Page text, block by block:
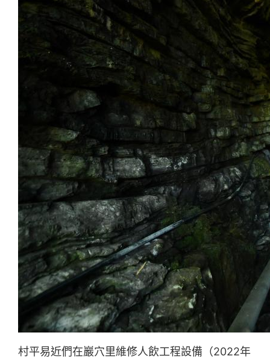
村平易近們在巖穴里維修人飲工程設備（2022年